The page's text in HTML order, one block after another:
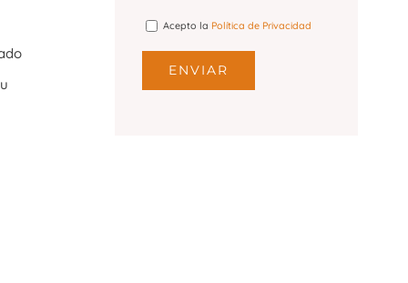
Acepto la Política de Privacidad